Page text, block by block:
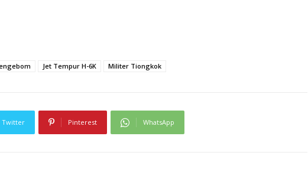
Jet Tempur H-6K Militer Tiongkok
Twitter Pinterest WhatsApp